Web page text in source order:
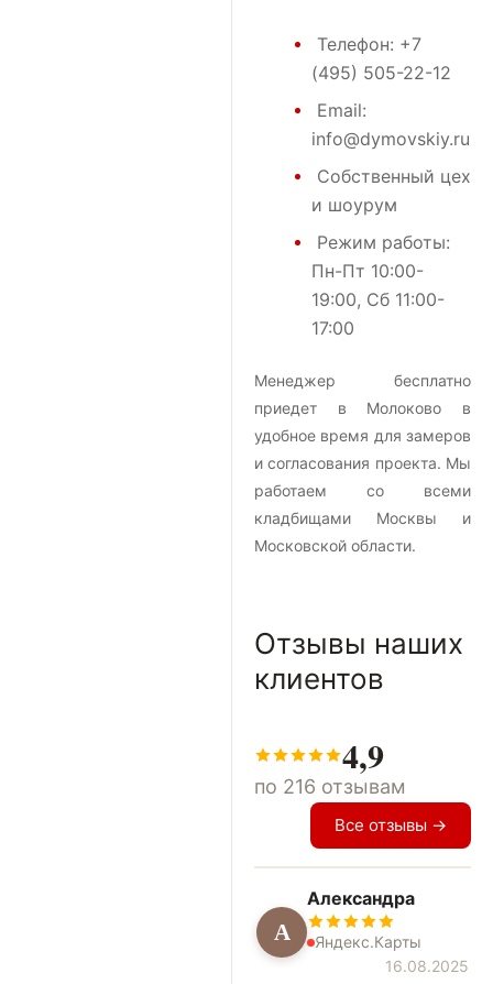
Телефон: +7
(495) 505-22-12
Email:
info@dymovskiy.ru
Собственный цех
и шоурум
Режим работы:
Пн-Пт 10:00-
19:00, Сб 11:00-
17:00
Менеджер бесплатно
приедет в Молоково в
удобное время для замеров
и согласования проекта. Мы
работаем со всеми
кладбищами Москвы и
Московской области.
Отзывы наших
клиентов
4,9
по 216 отзывам
Все отзывы →
А
Александра
Яндекс.Карты
16.08.2025